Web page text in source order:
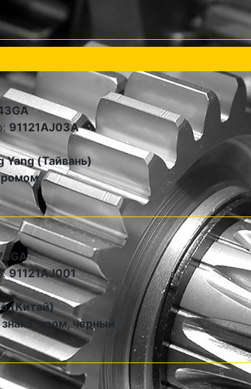
91121AJ03A
Yang (Тайвань)
91121AJ001
(Китай)
хром, черный